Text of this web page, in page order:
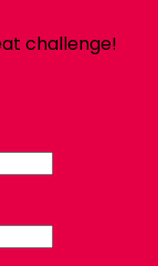
challenge!